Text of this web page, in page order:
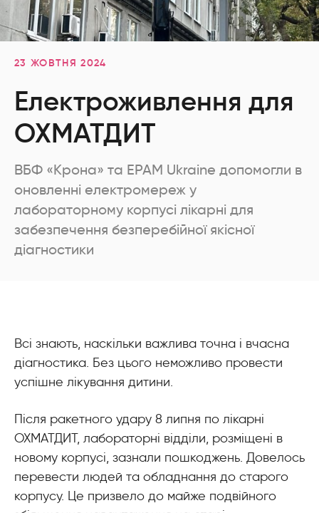
23 ЖОВТНЯ 2024
Електроживлення для
ОХМАТДИТ
ВБФ «Крона» та EPAM Ukraine допомогли в
оновленні електромереж у
лабораторному корпусі лікарні для
забезпечення безперебійної якісної
діагностики
Всі знають, наскільки важлива точна і вчасна
діагностика. Без цього неможливо провести
успішне лікування дитини.
Після ракетного удару 8 липня по лікарні
ОХМАТДИТ, лабораторні відділи, розміщені в
новому корпусі, зазнали пошкоджень. Довелось
перевести людей та обладнання до старого
корпусу. Це призвело до майже подвійного